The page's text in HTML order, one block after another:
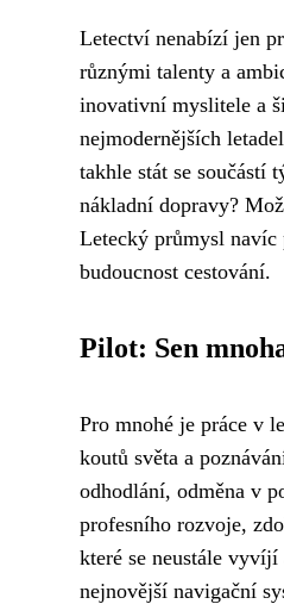
Letectví nenabízí jen
různými talenty a
inovativní myslitele a
nejmodernějších
takhle stát se součástí
nákladní dopravy?
Letecký průmysl navíc
budoucnost cestování.
Pilot: Sen
Pro mnohé je práce v
koutů světa a
odhodlání, odměna v
profesního rozvoje,
které se neustále
nejnovější navigační